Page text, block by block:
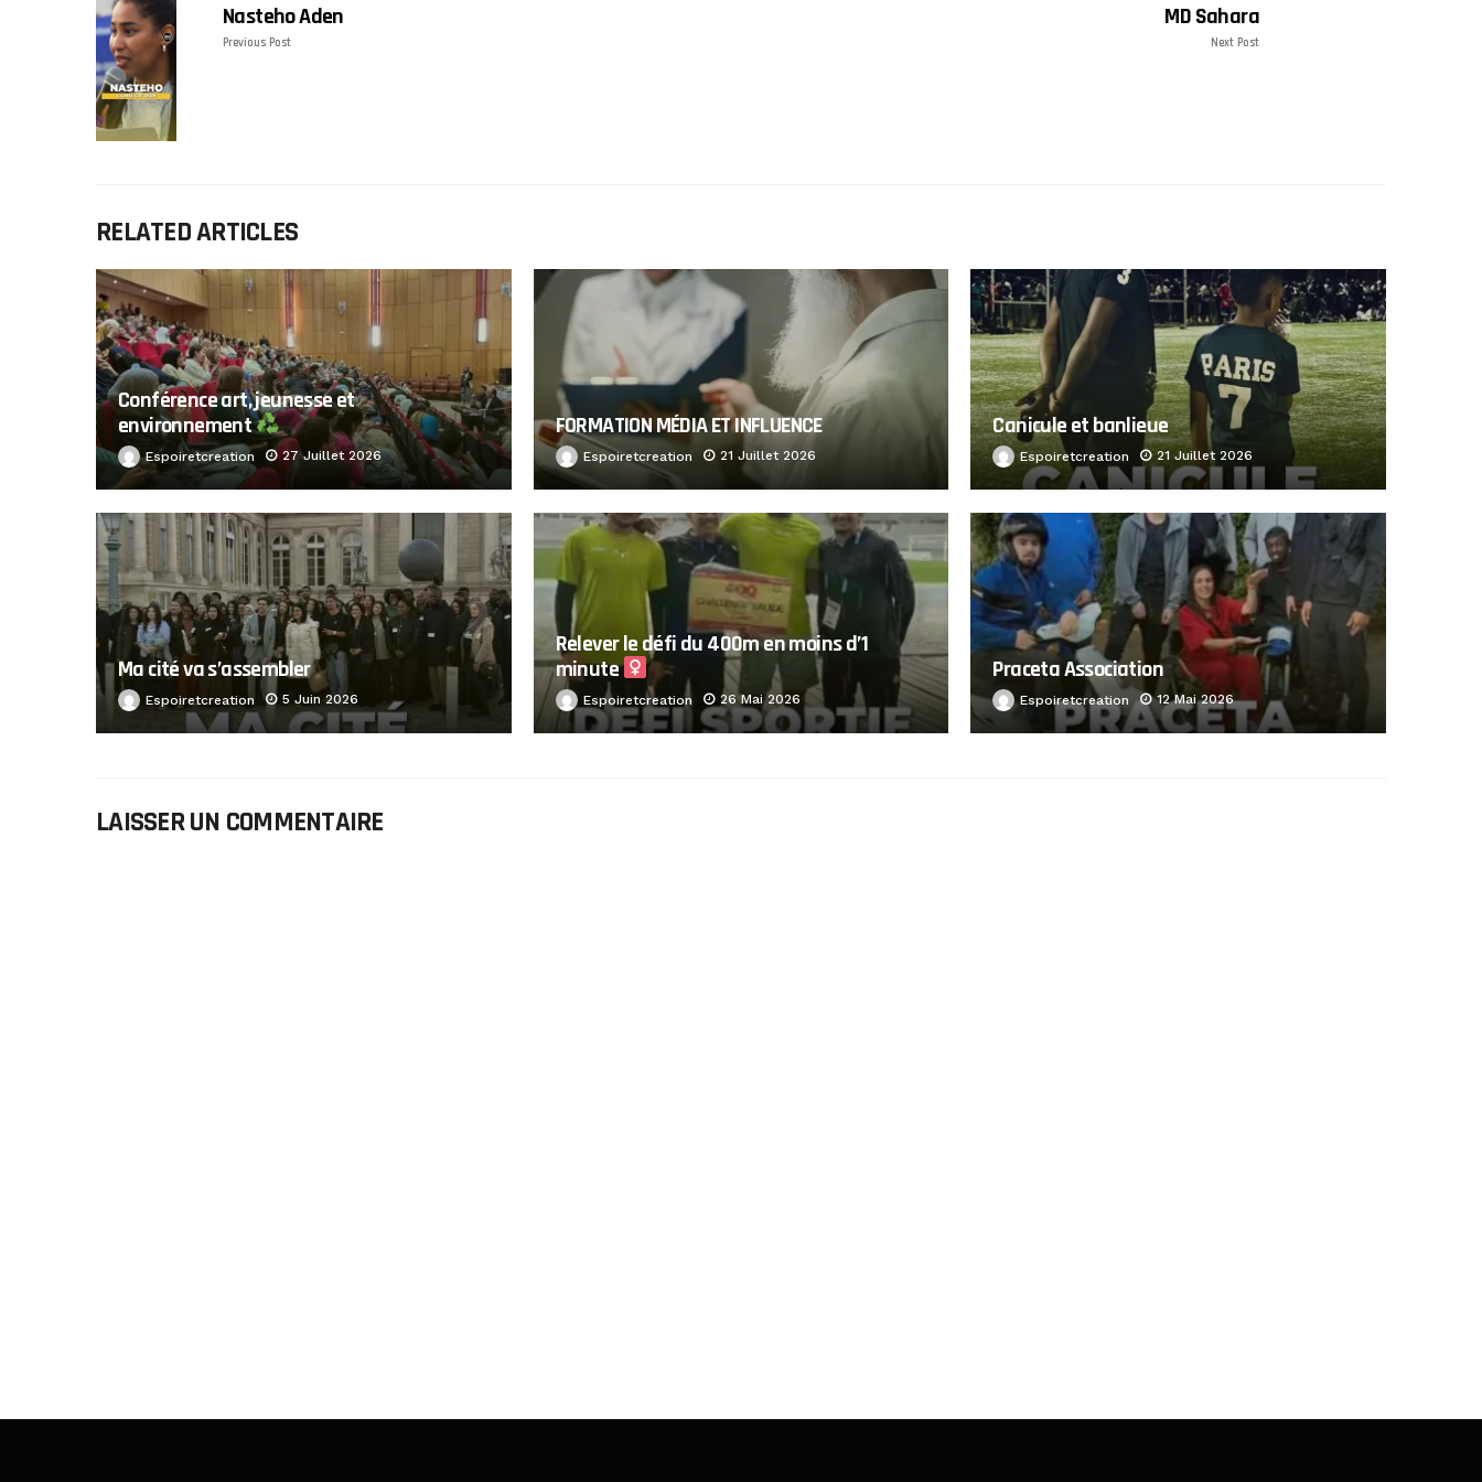
Nasteho Aden
Previous Post
MD Sahara
Next Post
RELATED ARTICLES
Conférence art, jeunesse et
environnement
Espoiretcreation 27 Juillet 2026
FORMATION MÉDIA ET INFLUENCE
Espoiretcreation 21 Juillet 2026
Canicule et banlieue
Espoiretcreation 21 Juillet 2026
Ma cité va s’assembler
Espoiretcreation 5 Juin 2026
Relever le défi du 400m en moins d’1
minute ‍
Espoiretcreation 26 Mai 2026
Praceta Association
Espoiretcreation 12 Mai 2026
LAISSER UN COMMENTAIRE